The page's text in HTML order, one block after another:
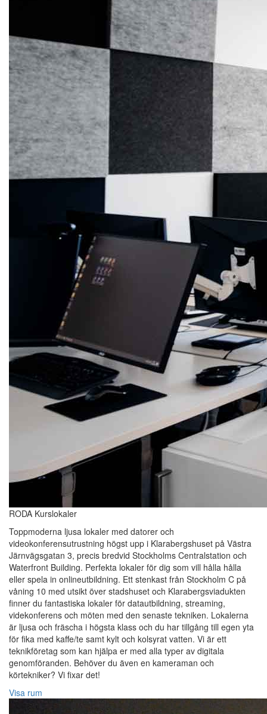
RODA Kurslokaler
Toppmoderna ljusa lokaler med datorer och
videokonferensutrustning högst upp i Klarabergshuset på Västra
Järnvägsgatan 3, precis bredvid Stockholms Centralstation och
Waterfront Building. Perfekta lokaler för dig som vill hålla hålla
eller spela in onlineutbildning. Ett stenkast från Stockholm C på
våning 10 med utsikt över stadshuset och Klarabergsviadukten
finner du fantastiska lokaler för datautbildning, streaming,
videkonferens och möten med den senaste tekniken. Lokalerna
är ljusa och fräscha i högsta klass och du har tillgång till egen yta
för fika med kaffe/te samt kylt och kolsyrat vatten. Vi är ett
teknikföretag som kan hjälpa er med alla typer av digitala
genomföranden. Behöver du även en kameraman och
körtekniker? Vi fixar det!
Visa rum